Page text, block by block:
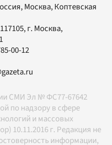
Москва, Коптевская
117105, г. Москва,
00-12
СМИ Эл № ФС77-67642
по надзору в сфере
и массовых
10.11.2016 г. Редакция не
информации,